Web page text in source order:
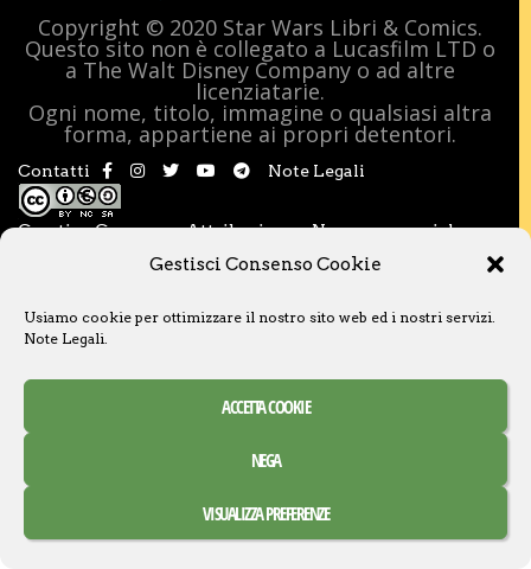
Gestisci Consenso Cookie
Usiamo cookie per ottimizzare il nostro sito web ed i nostri servizi.
Note Legali.
ACCETTA COOKIE
NEGA
VISUALIZZA PREFERENZE
Copyright © 2020 Star Wars Libri & Comics.
Questo sito non è collegato a Lucasfilm LTD o
a The Walt Disney Company o ad altre
licenziatarie.
Ogni nome, titolo, immagine o qualsiasi altra
forma, appartiene ai propri detentori.
Contatti Note Legali
Creative Commons Attribuzione – Non commerciale –